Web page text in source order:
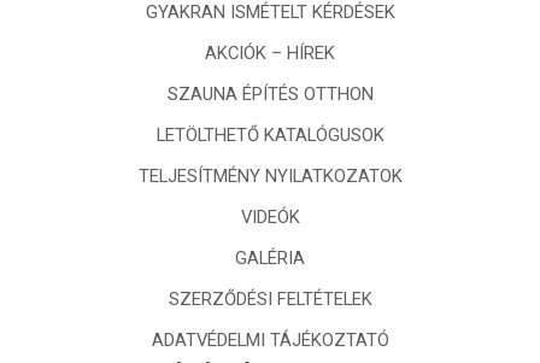
GYAKRAN ISMÉTELT KÉRDÉSEK
AKCIÓK – HÍREK
SZAUNA ÉPÍTÉS OTTHON
LETÖLTHETŐ KATALÓGUSOK
TELJESÍTMÉNY NYILATKOZATOK
VIDEÓK
GALÉRIA
SZERZŐDÉSI FELTÉTELEK
ADATVÉDELMI TÁJÉKOZTATÓ